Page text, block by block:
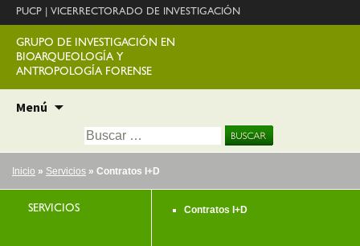
PUCP VICERRECTORADO DE INVESTIGACIÓN
GRUPO DE INVESTIGACIÓN EN
BIOARQUEOLOGÍA Y
ANTROPOLOGÍA FORENSE
Menú
contenido
Buscar:
Inicio » Servicios » Contratos I+D
SERVICIOS Contratos I+D